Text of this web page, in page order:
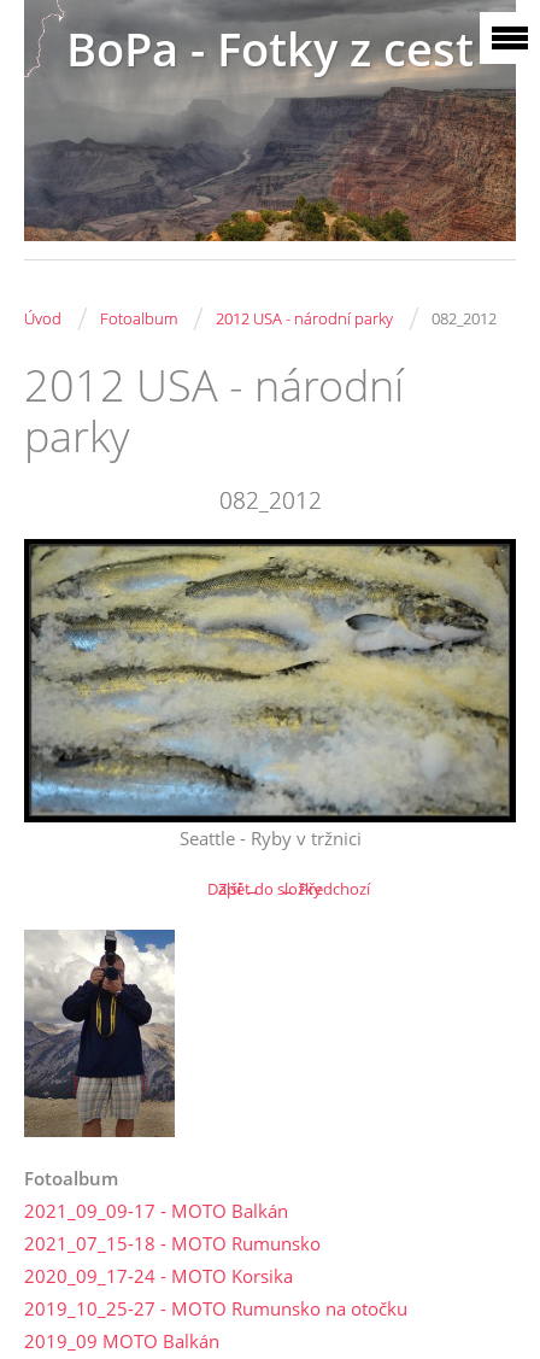
BoPa - Fotky z cest
Úvod / Fotoalbum / 2012 USA - národní parky / 082_2012
2012 USA - národní
parky
082_2012
Seattle - Ryby v tržnici
← Předchozí
Další →
Zpět do složky
Fotoalbum
2021_09_09-17 - MOTO Balkán
2021_07_15-18 - MOTO Rumunsko
2020_09_17-24 - MOTO Korsika
2019_10_25-27 - MOTO Rumunsko na otočku
2019_09 MOTO Balkán